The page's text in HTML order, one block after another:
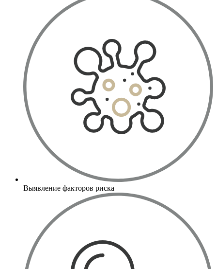
Выявление факторов риска